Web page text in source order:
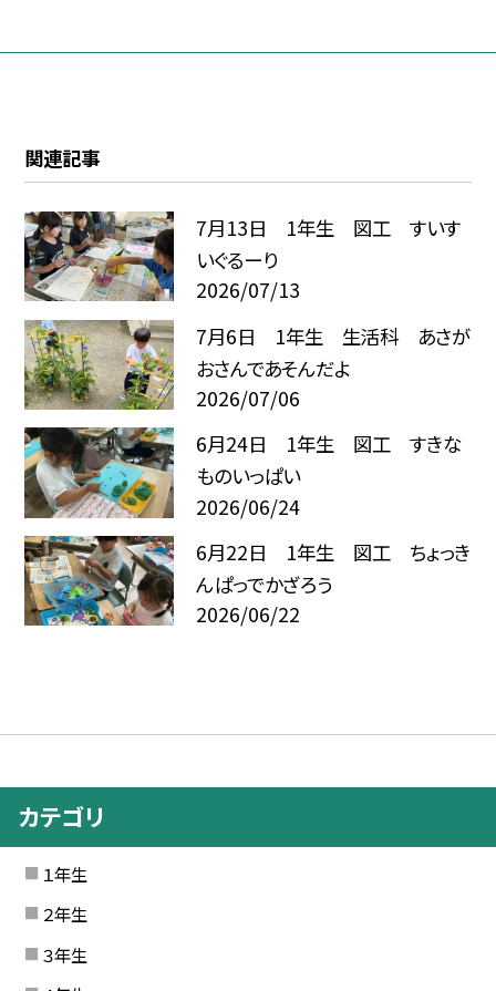
関連記事
7月13日 1年生 図工 すいす
いぐるーり
2026/07/13
7月6日 1年生 生活科 あさが
おさんであそんだよ
2026/07/06
6月24日 1年生 図工 すきな
ものいっぱい
2026/06/24
6月22日 1年生 図工 ちょっき
んぱっでかざろう
2026/06/22
カテゴリ
１年生
２年生
３年生